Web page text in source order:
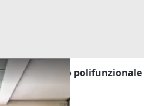
in edifico polifunzionale